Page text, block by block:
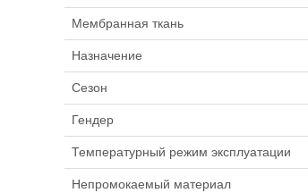
Мембранная ткань
Назначение
Сезон
Гендер
Температурный режим эксплуатации
Непромокаемый материал